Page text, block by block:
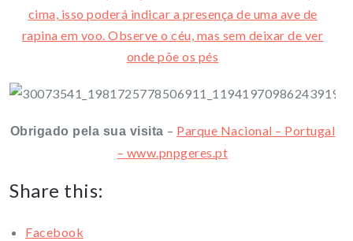
cima, isso poderá indicar a presença de uma ave de
rapina em voo. Observe o céu, mas sem deixar de ver
onde põe os pés
Obrigado pela sua visita – Parque Nacional – Portugal
– www.pnpgeres.pt
Share this:
Facebook